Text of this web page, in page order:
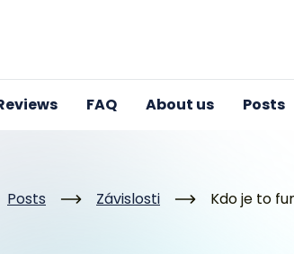
FAQ About us Posts
Posts Závislosti Kdo je to